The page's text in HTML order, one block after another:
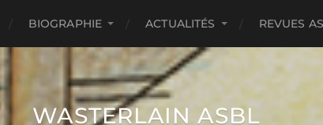
BIOGRAPHIE ACTUALITÉS REVUES
WASTERLAIN ASBL